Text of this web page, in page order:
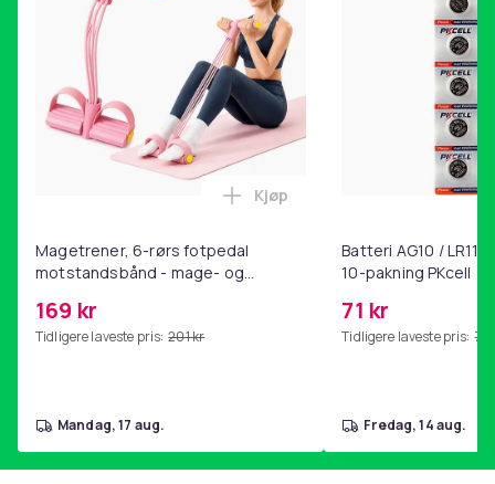
Vekt, gram
Artikkel nr.
7949c320-5aa5-5885-9fc7-d77540753c4b
Produktsikkerhetsinformasjon
Magetrener, 6-rørs fotpedal
motstandsbånd - mage- og
hjemmegymnastikk Pink
169 kr
Tidligere laveste pris: 201 kr
Legg Magetrener, 6-rørs
Kjøp
mandag, 17 aug.
Batteri AG10 /
10-pakning PKcell
71 kr
Tidligere laveste pris: 76
fredag, 14 aug.